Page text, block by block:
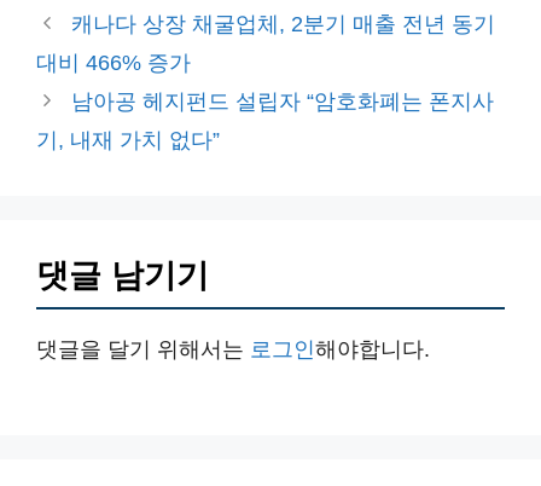
테
리
캐나다 상장 채굴업체, 2분기 매출 전년 동기
대비 466% 증가
남아공 헤지펀드 설립자 “암호화폐는 폰지사
기, 내재 가치 없다”
댓글 남기기
댓글을 달기 위해서는 로그인해야합니다.